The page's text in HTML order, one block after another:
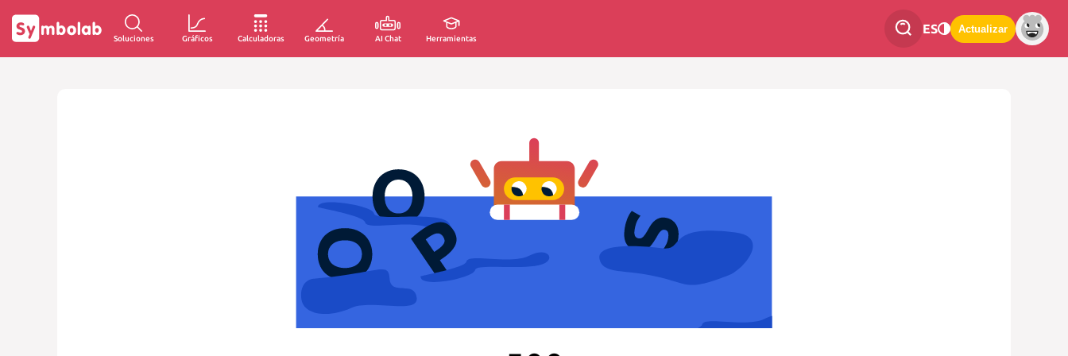
Soluciones Gráficos Calculadoras Geometría AI Chat Herramientas
ES Actualizar